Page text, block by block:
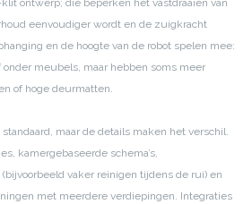
ontwerp; die beperken het vastdraaien van
eenvoudiger wordt en de zuigkracht
en de hoogte van de robot spelen mee:
meubels, maar hebben soms meer
of hoge deurmatten.
maar de details maken het verschil.
kamergebaseerde schema’s,
vaker reinigen tijdens de rui) en
met meerdere verdiepingen. Integraties